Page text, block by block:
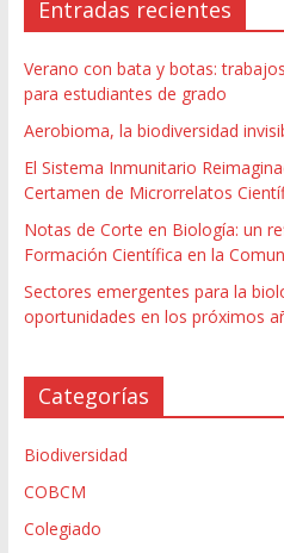
Entradas recientes
Verano con bata y botas:
para estudiantes de grado
Aerobioma, la biodiversidad
El Sistema Inmunitario
Certamen de Microrrelatos
Notas de Corte en Biología: un
Formación Científica en la
Sectores emergentes para la
oportunidades en los próximos
Categorías
Biodiversidad
COBCM
Colegiado